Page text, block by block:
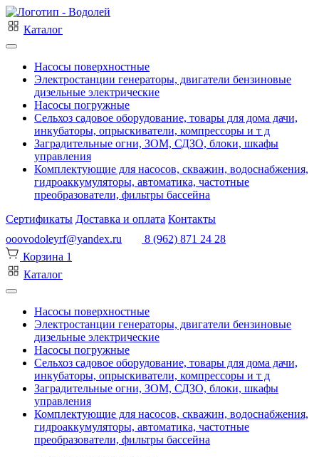
Каталог
Насосы поверхностные
Электростанции генераторы, двигатели бензиновые
дизельные электрические
Насосы погружные
Сельхоз садовое оборудование, товары для дома дачи,
инкубаторы, опрыскиватели, компрессоры и т д
Заградительные огни, ЗОМ, СДЗО, блоки, шкафы
управления
Комплектующие для насосов, скважин, водоснабжения,
гидроаккумуляторы, автоматика, частотные
преобразователи, фильтры бассейна
Сертификаты Доставка и оплата Контакты
ooovodoleyrf@yandex.ru
8 (962) 871 24 28
Корзина 1
Каталог
Насосы поверхностные
Электростанции генераторы, двигатели бензиновые
дизельные электрические
Насосы погружные
Сельхоз садовое оборудование, товары для дома дачи,
инкубаторы, опрыскиватели, компрессоры и т д
Заградительные огни, ЗОМ, СДЗО, блоки, шкафы
управления
Комплектующие для насосов, скважин, водоснабжения,
гидроаккумуляторы, автоматика, частотные
преобразователи, фильтры бассейна